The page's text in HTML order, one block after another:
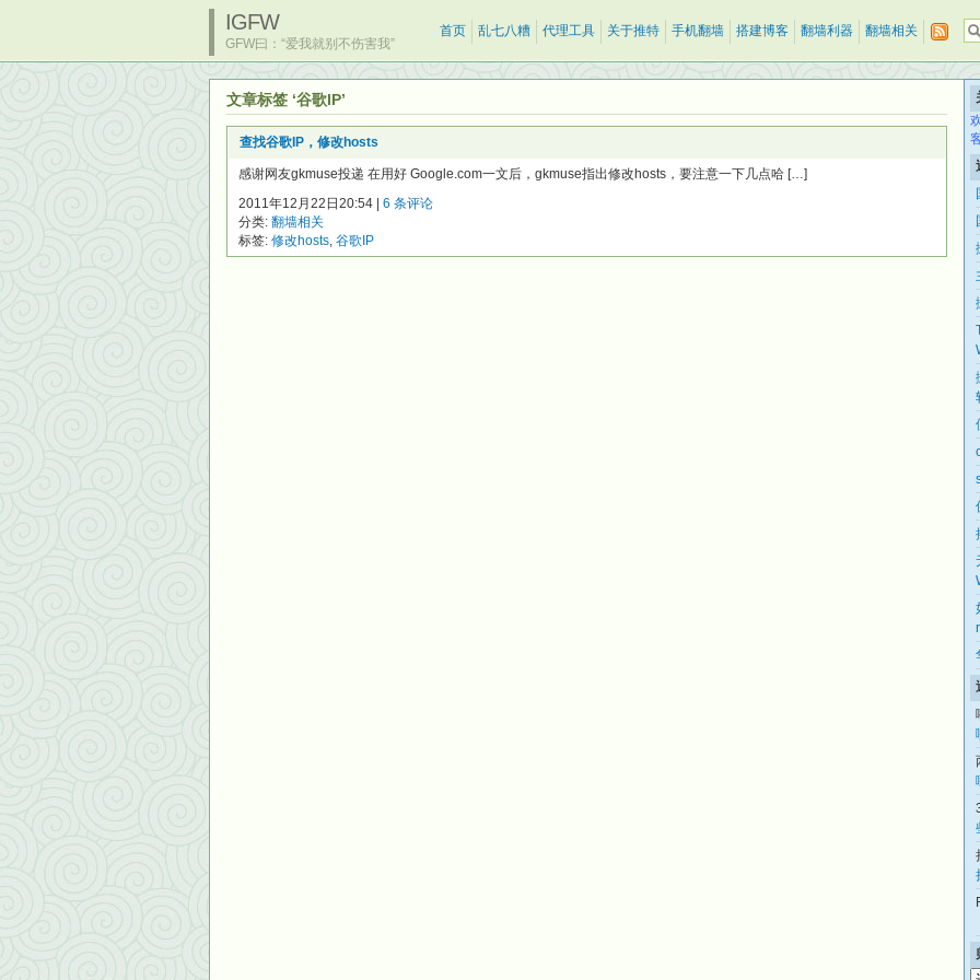
IGFW
GFW曰：“爱我就别不伤害我”
首页 乱七八糟 代理工具 关于推特 手机翻墙 搭建博客 翻墙利器 翻墙相关
文章标签 ‘谷歌IP’
查找谷歌IP，修改hosts
感谢网友gkmuse投递 在用好 Google.com一文后，gkmuse指出修改hosts，要注意一下几点哈 […]
2011年12月22日20:54 | 6 条评论
分类: 翻墙相关
标签: 修改hosts, 谷歌IP